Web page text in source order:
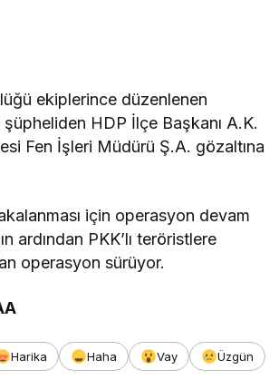
ekiplerince düzenlenen
HDP İlçe Başkanı A.K.
Fen İşleri Müdürü Ş.A. gözaltına
için operasyon devam
ardından PKK’lı teröristlere
operasyon sürüyor.
Harika Haha Vay
Üzgün